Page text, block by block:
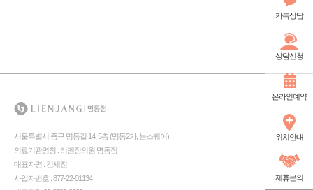
카톡상담
상담신청
온라인예약
위치안내
제휴문의
서울특별시 중구 명동길 14, 5층 (명동2가, 눈스퀘어)
의료기관명칭 : 리엔장의원 명동점
대표자명 : 김세진
사업자번호 : 877-22-01134